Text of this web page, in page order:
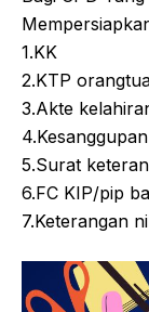
1.KK
2.KTP
3.Akte
5.Surat
6.FC KIP/pip
7.Keterangan